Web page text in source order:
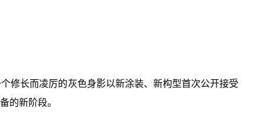
修长而凌厉的灰色身影以新涂装、新构型首次公开接受
的新阶段。